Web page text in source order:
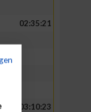
02:35:21
03:10:23